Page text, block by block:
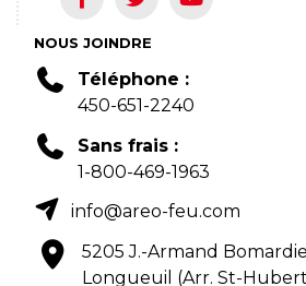
NOUS JOINDRE
Téléphone :
450-651-2240
Sans frais :
1-800-469-1963
info@areo-feu.com
5205 J.-Armand
Longueuil (Arr. St-